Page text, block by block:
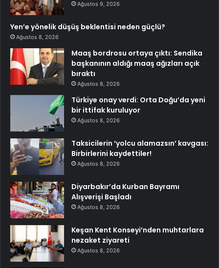
Ağustos 9, 2026
Yen’e yönelik düşüş beklentisi neden güçlü?
Ağustos 8, 2026
Maaş bordrosu ortaya çıktı: Sendika
başkanının aldığı maaş ağızları açık
bıraktı
Ağustos 8, 2026
Türkiye onay verdi: Orta Doğu’da yeni
bir ittifak kuruluyor
Ağustos 8, 2026
Taksicilerin ‘yolcu alamazsın’ kavgası:
Birbirlerini kaydettiler!
Ağustos 8, 2026
Diyarbakır’da Kurban Bayramı
Alışverişi Başladı
Ağustos 8, 2026
Keşan Kent Konseyi’nden muhtarlara
nezaket ziyareti
Ağustos 8, 2026